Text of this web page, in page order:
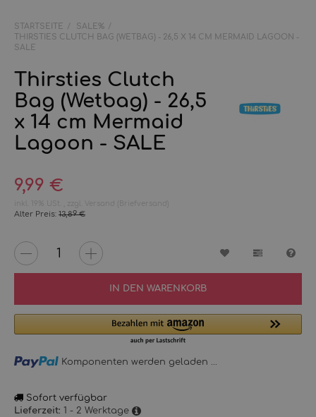
STARTSEITE
SALE%
THIRSTIES CLUTCH BAG (WETBAG) - 26,5 X 14 CM MERMAID LAGOON -
SALE
Thirsties Clutch
Bag (Wetbag) - 26,5
x 14 cm Mermaid
Lagoon - SALE
9,99 €
inkl. 19% USt. , zzgl. Versand (Briefversand)
Alter Preis: 13,89 €
IN DEN WARENKORB
Loading... Komponenten werden geladen ...
Sofort verfügbar
Lieferzeit: 1 - 2 Werktage
Wunschzettel